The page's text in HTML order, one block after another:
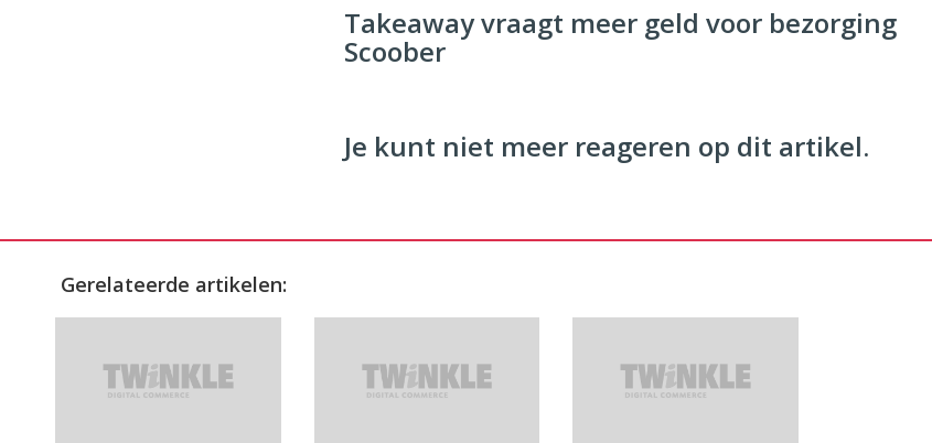
Takeaway vraagt meer geld voor bezorging
Scoober
Je kunt niet meer reageren op dit artikel.
Gerelateerde artikelen: